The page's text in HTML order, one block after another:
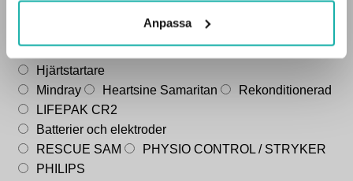
Anpassa
Övningsdockor
Övningshjärtstartare
(attrapper)
Rengöringsmaterial
Hjärtstartare
Mindray
Heartsine Samaritan
Rekonditionerad
LIFEPAK CR2
Batterier och elektroder
RESCUE SAM
PHYSIO CONTROL / STRYKER
PHILIPS